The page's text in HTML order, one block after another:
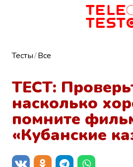
Тесты Все
ТЕСТ:
насколько
помните
«Кубанские